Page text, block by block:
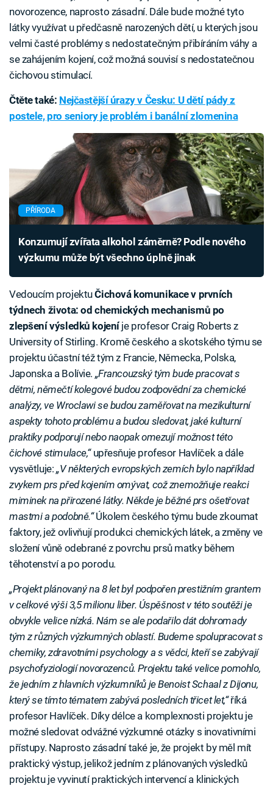
novorozence, naprosto zásadní. Dále bude možné tyto
látky využívat u předčasně narozených dětí, u kterých jsou
velmi časté problémy s nedostatečným přibíráním váhy a
se zahájením kojení, což možná souvisí s nedostatečnou
čichovou stimulací.
Čtěte také: Nejčastější úrazy v Česku: U dětí pády z
postele, pro seniory je problém i banální zlomenina
PŘÍRODA
Konzumují zvířata alkohol záměrně? Podle nového
výzkumu může být všechno úplně jinak
Vedoucím projektuČichová komunikace v prvních
týdnech života: od chemických mechanismů po
zlepšení výsledků kojeníje profesor Craig Roberts z
University of Stirling. Kromě českého a skotského týmu se
projektu účastní též tým z Francie, Německa, Polska,
Japonska a Bolívie. „Francouzský tým bude pracovat s
dětmi, němečtí kolegové budou zodpovědní za chemické
analýzy, ve Wroclawi se budou zaměřovat na mezikulturní
aspekty tohoto problému a budou sledovat, jaké kulturní
praktiky podporují nebo naopak omezují možnost této
čichové stimulace,“upřesňuje profesor Havlíček a dále
vysvětluje: „V některých evropských zemích bylo například
zvykem prs před kojením omývat, což znemožňuje reakci
miminek na přirozené látky. Někde je běžné prs ošetřovat
mastmi a podobně.“Úkolem českého týmu bude zkoumat
faktory, jež ovlivňují produkci chemických látek, a změny ve
složení vůně odebrané z povrchu prsů matky během
těhotenství a po porodu.
„Projekt plánovaný na 8 let byl podpořen prestižním grantem
v celkové výši 3,5 milionu liber. Úspěšnost v této soutěži je
obvykle velice nízká. Nám se ale podařilo dát dohromady
tým z různých výzkumných oblastí. Budeme spolupracovat s
chemiky, zdravotními psychology a s vědci, kteří se zabývají
psychofyziologií novorozenců. Projektu také velice pomohlo,
že jedním z hlavních výzkumníků je Benoist Schaal z Dijonu,
který se tímto tématem zabývá posledních třicet let,“říká
profesor Havlíček. Díky délce a komplexnosti projektu je
možné sledovat odvážné výzkumné otázky s inovativními
přístupy. Naprosto zásadní také je, že projekt by měl mít
praktický výstup, jelikož jedním z plánovaných výsledků
projektu je vyvinutí praktických intervencí a klinických